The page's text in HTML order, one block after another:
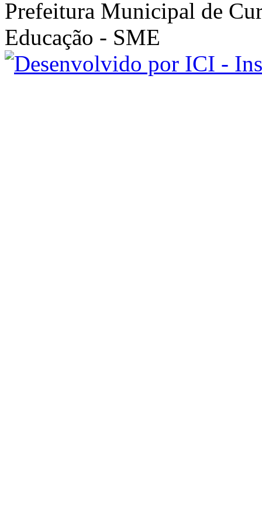
Prefeitura Municipal de
Educação - SME